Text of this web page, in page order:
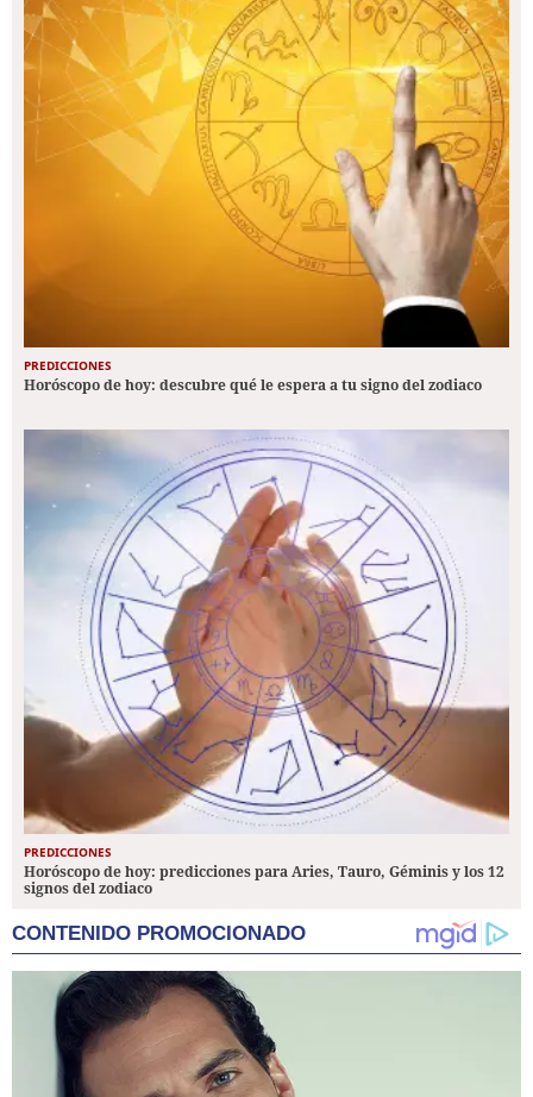
PREDICCIONES
Horóscopo de hoy: descubre qué le espera a tu signo del zodiaco
PREDICCIONES
Horóscopo de hoy: predicciones para Aries, Tauro, Géminis y los 12
signos del zodiaco
CONTENIDO PROMOCIONADO